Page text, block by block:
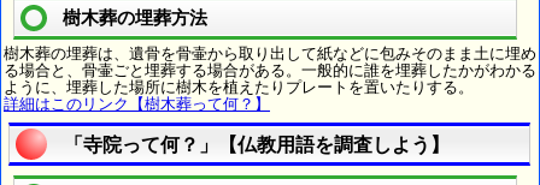
樹木葬の埋葬方法
樹木葬の埋葬は、遺骨を骨壷から取り出して紙などに包みそのまま土に埋め
る場合と、骨壷ごと埋葬する場合がある。一般的に誰を埋葬したかがわかる
ように、埋葬した場所に樹木を植えたりプレートを置いたりする。
詳細はこのリンク【樹木葬って何？】
「寺院って何？」【仏教用語を調査しよう】